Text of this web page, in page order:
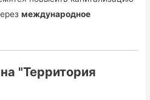
международное
"Территория